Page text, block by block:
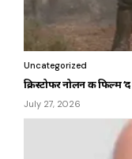
Uncategorized
क्रिस्टोफर नोलन की फिल्म
July 27, 2026